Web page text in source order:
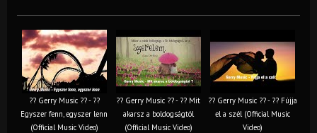
?? Gerry Music ?? - ??
Egyszer fenn, egyszer lenn
(Official Music Video)
?? Gerry Music ?? - ?? Mit
akarsz a boldogságtól
(Official Music Video)
?? Gerry Music ?? - ?? Fújja
el a szél (Official Music
Video)